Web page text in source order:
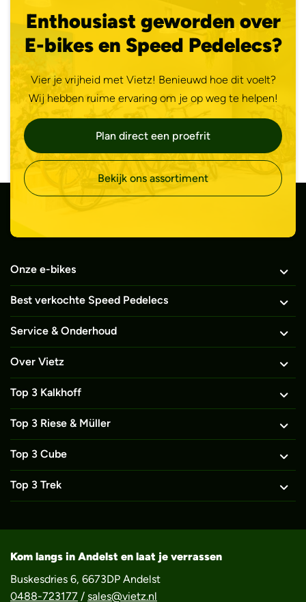
Enthousiast geworden over
E-bikes en Speed Pedelecs?
Vier je vrijheid met Vietz! Benieuwd hoe dit voelt?
Wij hebben ruime ervaring om je op weg te helpen!
Plan direct een proefrit
Bekijk ons assortiment
Onze e-bikes
Best verkochte Speed Pedelecs
Service & Onderhoud
Over Vietz
Top 3 Kalkhoff
Top 3 Riese & Müller
Top 3 Cube
Top 3 Trek
Kom langs in Andelst en laat je verrassen
Buskesdries 6, 6673DP Andelst
0488-723177 / sales@vietz.nl